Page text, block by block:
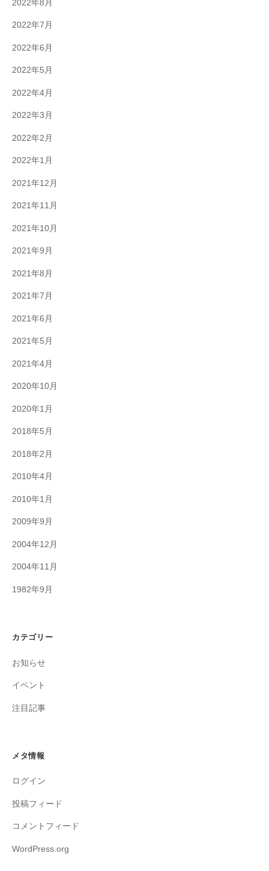
2022年8月
2022年7月
2022年6月
2022年5月
2022年4月
2022年3月
2022年2月
2022年1月
2021年12月
2021年11月
2021年10月
2021年9月
2021年8月
2021年7月
2021年6月
2021年5月
2021年4月
2020年10月
2020年1月
2018年5月
2018年2月
2010年4月
2010年1月
2009年9月
2004年12月
2004年11月
1982年9月
カテゴリー
お知らせ
イベント
注目記事
メタ情報
ログイン
投稿フィード
コメントフィード
WordPress.org